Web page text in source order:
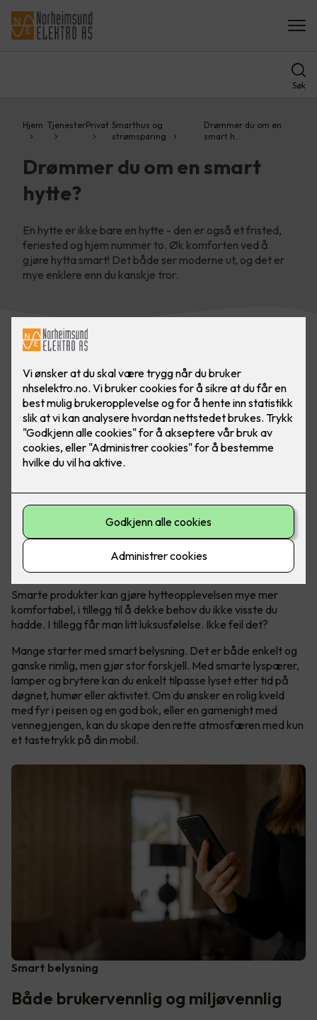
Søk
Hjem TjenesterPrivat Smarthus og
strømsparing
Drømmer du om en
smart h…
Drømmer du om en smart
hytte?
En hytte er ikke bare en hytte - den er også et fristed,
feriested og hjem nummer to. Øk komforten ved å
gjøre hytta smart! Det både ser moderne ut, og det er
mye enklere enn du kanskje tror.
brytere, blir mer og mer vanlig i norske hytter. Det øker
både komforten og brukervennligheten på hytta.
Behovstilpasset belysning
Smarte produkter kan gjøre hytteopplevelsen mye mer
komfortabel, i tillegg til å dekke behov du ikke visste du
hadde. I tillegg får man litt luksusfølelse. Ikke feil det?
Mange starter med smart belysning. Det er både enkelt og
ganske rimlig, men gjør stor forskjell. Med smarte lyspærer,
lamper og brytere kan du enkelt tilpasse lyset etter tid på
døgnet, humør eller aktivitet. Om du ønsker en rolig kveld
med fyr i peisen og en god bok, eller en gamenight med
vennegjengen, kan du skape den rette atmosfæren med kun
et tastetrykk på din mobil.
Smart belysning
Både brukervennlig og miljøvennlig